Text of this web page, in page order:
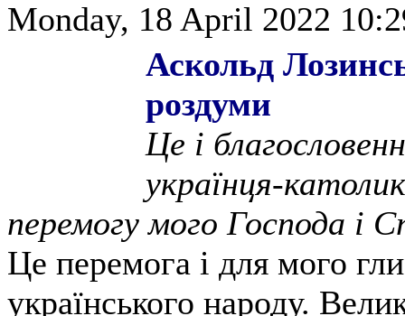
Monday, 18 April 2022
Аскольд
роздуми
Це і
українця-
перемогу мого Господа і
Це перемога і для мого
українського народу.